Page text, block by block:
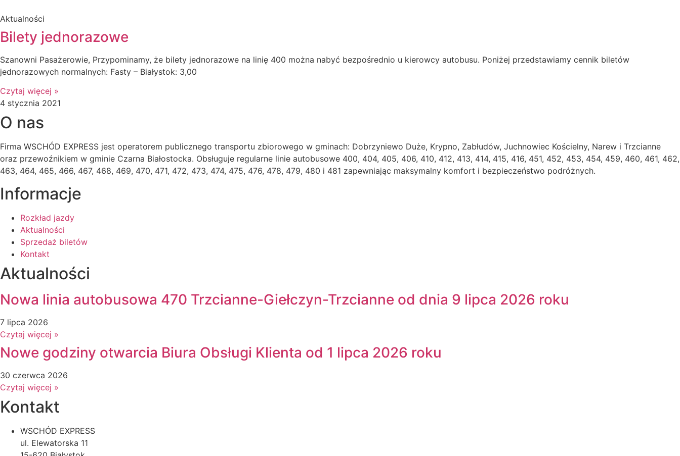
Aktualności
Bilety jednorazowe
Szanowni Pasażerowie, Przypominamy, że bilety jednorazowe na linię 400 można nabyć bezpośrednio u kierowcy autobusu. Poniżej przedstawiamy cennik biletów
jednorazowych normalnych: Fasty – Białystok: 3,00
Czytaj więcej »
4 stycznia 2021
O nas
Firma WSCHÓD EXPRESS jest operatorem publicznego transportu zbiorowego w gminach: Dobrzyniewo Duże, Krypno, Zabłudów, Juchnowiec Kościelny, Narew i Trzcianne
oraz przewoźnikiem w gminie Czarna Białostocka. Obsługuje regularne linie autobusowe 400, 404, 405, 406, 410, 412, 413, 414, 415, 416, 451, 452, 453, 454, 459, 460, 461, 462,
463, 464, 465, 466, 467, 468, 469, 470, 471, 472, 473, 474, 475, 476, 478, 479, 480 i 481 zapewniając maksymalny komfort i bezpieczeństwo podróżnych.
Informacje
Rozkład jazdy
Aktualności
Sprzedaż biletów
Kontakt
Aktualności
Nowa linia autobusowa 470 Trzcianne-Giełczyn-Trzcianne od dnia 9 lipca 2026 roku
7 lipca 2026
Czytaj więcej »
Nowe godziny otwarcia Biura Obsługi Klienta od 1 lipca 2026 roku
30 czerwca 2026
Czytaj więcej »
Kontakt
WSCHÓD EXPRESS
ul. Elewatorska 11